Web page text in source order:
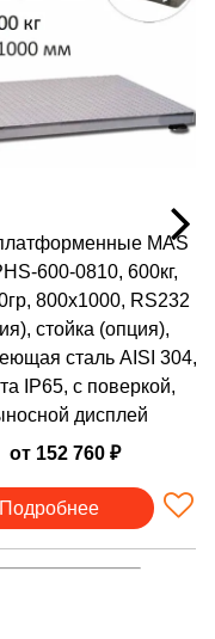
работу;
MAS
600-0810, 600кг,
800х1000, RS232
стойка (опция),
сталь AISI 304,
IP65, с поверкой,
дисплей
от 152 760 ₽
Подробнее